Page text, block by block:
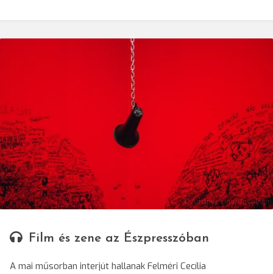
© Amanda Lins/Unsplash
Film és zene az Észpresszóban
A mai műsorban interjút hallanak Felméri Cecília